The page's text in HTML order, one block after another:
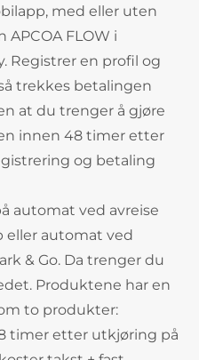
med eller uten
FLOW i
Registrer en profil og
trekkes betalingen
at du trenger å gjøre
innen 48 timer etter
og betaling
automat ved avreise
eller automat ved
& Go. Da trenger du
Produktene har en
to produkter:
timer etter utkjøring på